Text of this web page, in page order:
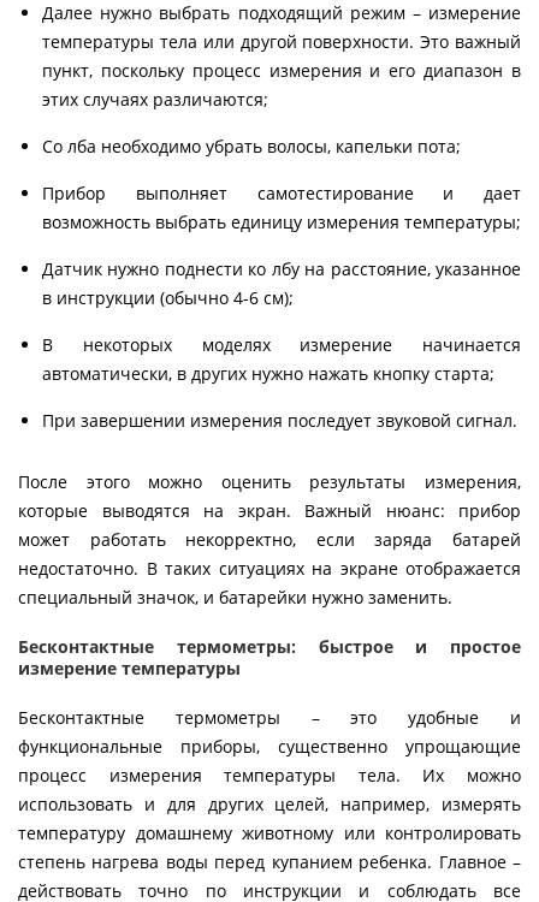
Далее нужно выбрать подходящий режим – измерение
температуры тела или другой поверхности. Это важный
пункт, поскольку процесс измерения и его диапазон в
этих случаях различаются;
Со лба необходимо убрать волосы, капельки пота;
Прибор выполняет самотестирование и дает
возможность выбрать единицу измерения температуры;
Датчик нужно поднести ко лбу на расстояние, указанное
в инструкции (обычно 4-6 см);
В некоторых моделях измерение начинается
автоматически, в других нужно нажать кнопку старта;
При завершении измерения последует звуковой сигнал.
После этого можно оценить результаты измерения,
которые выводятся на экран. Важный нюанс: прибор
может работать некорректно, если заряда батарей
недостаточно. В таких ситуациях на экране отображается
специальный значок, и батарейки нужно заменить.
Бесконтактные термометры: быстрое и простое
измерение температуры
Бесконтактные термометры – это удобные и
функциональные приборы, существенно упрощающие
процесс измерения температуры тела. Их можно
использовать и для других целей, например, измерять
температуру домашнему животному или контролировать
степень нагрева воды перед купанием ребенка. Главное –
действовать точно по инструкции и соблюдать все